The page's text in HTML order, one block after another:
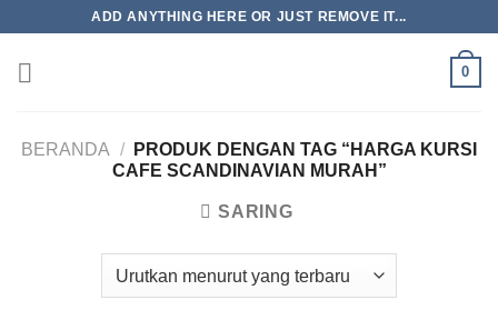
content
ADD ANYTHING HERE OR JUST REMOVE IT...
0
BERANDA /
PRODUK DENGAN TAG “HARGA KURSI
CAFE SCANDINAVIAN MURAH”
SARING